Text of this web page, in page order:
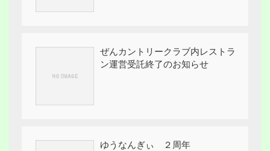
ぜんカントリークラブ内レストラ
ン運営受託終了のお知らせ
ゆうなんぎぃ ２周年